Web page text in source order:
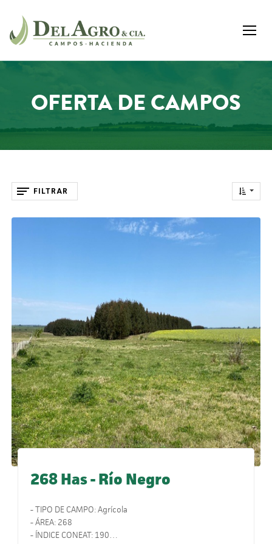
OFERTA DE CAMPOS
FILTRAR
268 Has - Río Negro
- TIPO DE CAMPO: Agrícola
- ÁREA: 268
- ÍNDICE CONEAT: 190